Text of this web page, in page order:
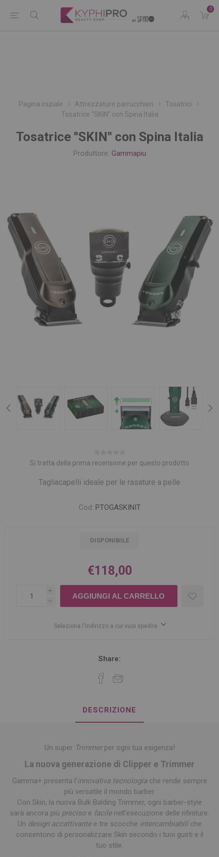
0
Pagina iniziale Attrezzature parrucchieri
Tosatrici
Tosatrice ''SKIN'' con Spina Italia
Tosatrice ''SKIN'' con Spina Italia
Produttore: Gammapiu
Si tratta della prima recensione per questo prodotto
Tagliacapelli ideale per le rasature a pelle
Cod: PTOGASKINIT
DISPONIBILE
€118,00
i
h
Seleziona l'indirizzo a cui vuoi spedire
Share:
DESCRIZIONE
Un super Trimmerper ogni tua esigenza!
La nuova generazione di Clipper e Trimmer
Gamma+ presenta l’innovativa tecnologiache rende sempre
più versatile il mondo barber.
Con Skin, la nuova Bulk Balding Trimmer, ogni barber-style
sarà ancora più preciso e facilenell’esecuzione delle rifiniture.
Un design accattivantee tre scocche intercambiabiliche
consentono di personalizzare Skin secondo i tuoi gusti e il
tuo stile.